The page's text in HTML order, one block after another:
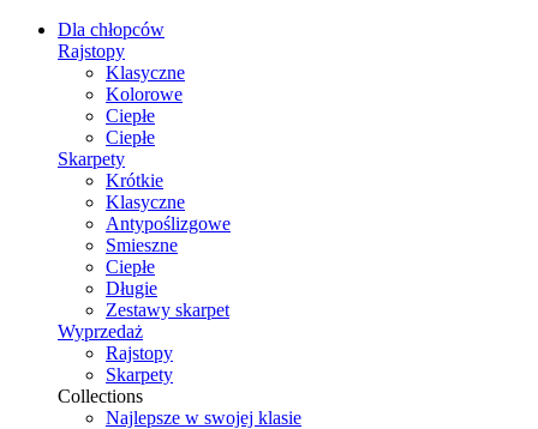
Dla chłopców
Rajstopy
Klasyczne
Kolorowe
Ciepłe
Ciepłe
Skarpety
Krótkie
Klasyczne
Antypoślizgowe
Smieszne
Ciepłe
Długie
Zestawy skarpet
Wyprzedaż
Rajstopy
Skarpety
Collections
Najlepsze w swojej klasie